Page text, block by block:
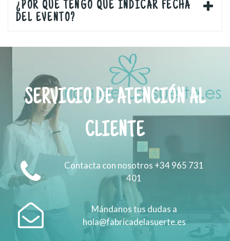
¿POR QUÉ TENGO QUE INDICAR FECHA
DEL EVENTO?
SERVICIO DE ATENCIÓN AL
CLIENTE
Contacta con nosotros +34 965 731
401
Mándanos tus dudas a
hola@fabricadelasuerte.es